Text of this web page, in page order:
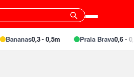
Bananas0,3 - 0,5m Praia Brava0,6 -